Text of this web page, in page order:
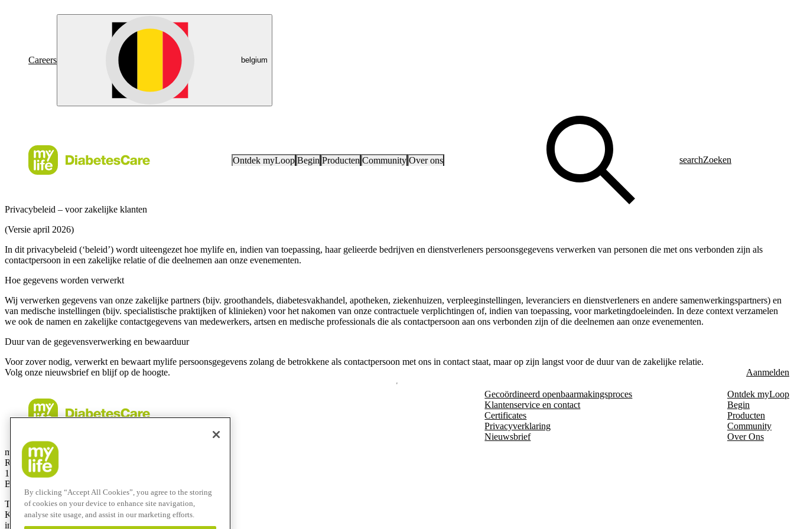
Careers belgium
Ontdek myLoop Begin Producten Community Over ons searchZoeken
Privacybeleid – voor zakelijke klanten
(Versie april 2026)
In dit privacybeleid (‘beleid’) wordt uiteengezet hoe mylife en, indien van toepassing, haar gelieerde bedrijven en dienstverleners persoonsgegevens verwerken van personen die met ons verbonden zijn als
contactpersoon in een zakelijke relatie of die deelnemen aan onze evenementen.
Hoe gegevens worden verwerkt
Wij verwerken gegevens van onze zakelijke partners (bijv. groothandels, diabetesvakhandel, apotheken, ziekenhuizen, verpleeginstellingen, leveranciers en dienstverleners en andere samenwerkingspartners) en
van medische instellingen (bijv. specialistische praktijken of klinieken) voor het nakomen van onze contractuele verplichtingen of, indien van toepassing, voor marketingdoeleinden. In deze context verzamelen
we ook de namen en zakelijke contactgegevens van medewerkers, artsen en medische professionals die als contactpersoon aan ons verbonden zijn of die deelnemen aan onze evenementen.
Duur van de gegevensverwerking en bewaarduur
Voor zover nodig, verwerkt en bewaart mylife persoonsgegevens zolang de betrokkene als contactpersoon met ons in contact staat, maar op zijn langst voor de duur van de zakelijke relatie.
Volg onze nieuwsbrief en blijf op de hoogte.
Aanmelden
mylife Diabetes Care BV
Researchdreef 12
1070 Brussel
België
T
+32 2290 6206
Klantenservice:0800 -294 15
info@mylife-diabetescare.be
Gecoördineerd openbaarmakingsproces
Klantenservice en contact
Certificates
Privacyverklaring
Nieuwsbrief
Ontdek myLoop
Begin
Producten
Community
Over Ons
By clicking “Accept All Cookies”, you agree to the storing
of cookies on your device to enhance site navigation,
analyse site usage, and assist in our marketing efforts.